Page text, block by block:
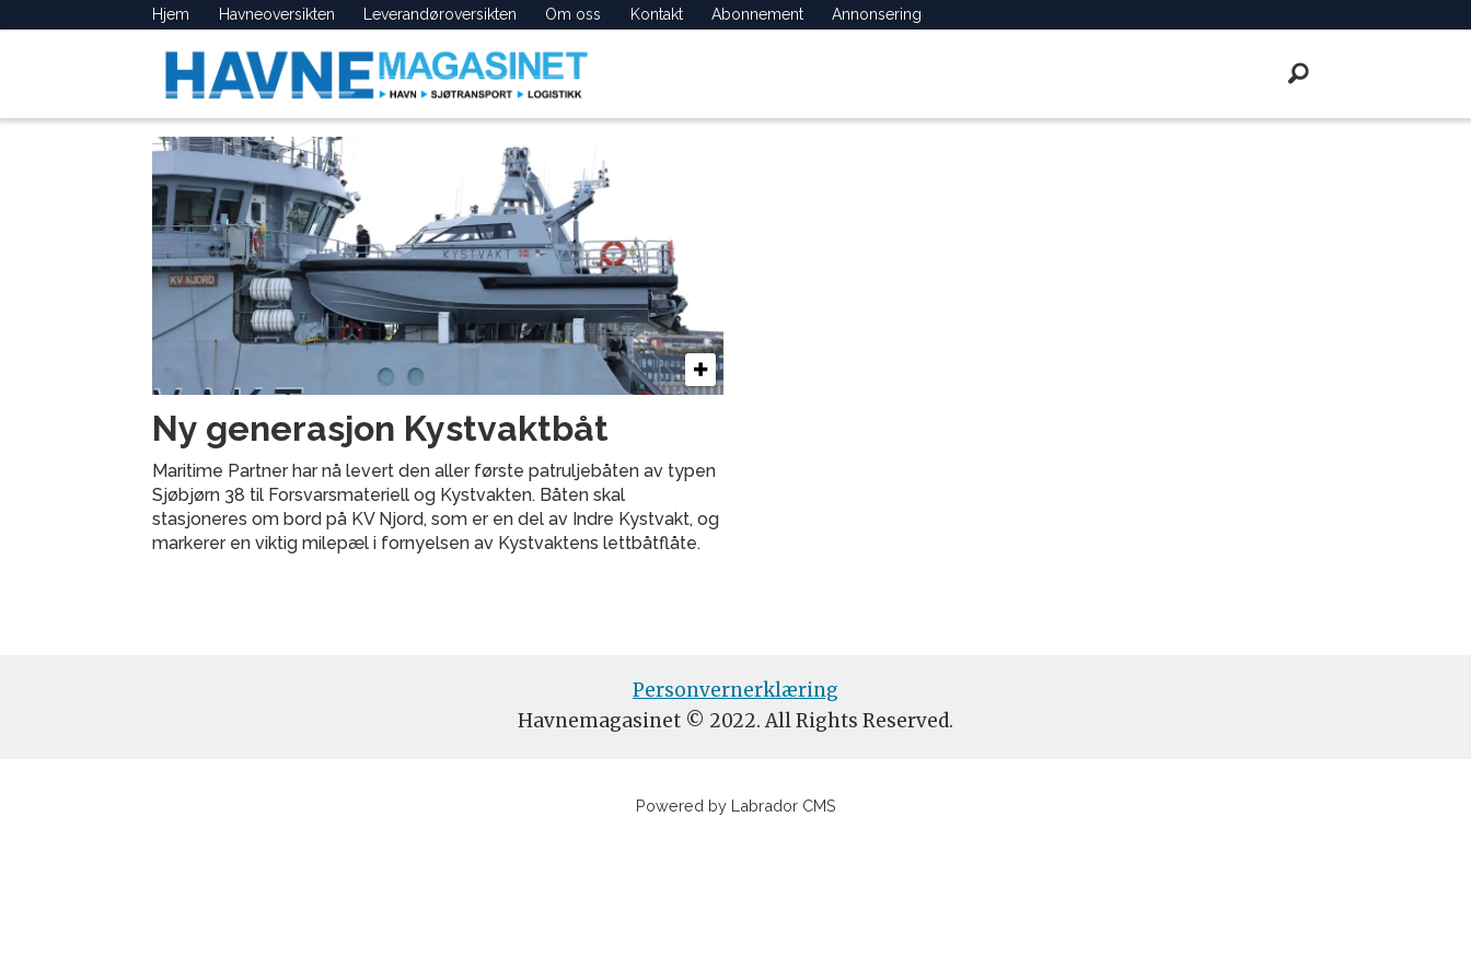
Hjem Havneoversikten Leverandøroversikten Om oss Kontakt Abonnement Annonsering
Ny generasjon Kystvaktbåt
Maritime Partner har nå levert den aller første patruljebåten av typen
Sjøbjørn 38 til Forsvarsmateriell og Kystvakten. Båten skal
stasjoneres om bord på KV Njord, som er en del av Indre Kystvakt, og
markerer en viktig milepæl i fornyelsen av Kystvaktens lettbåtflåte.
Personvernerklæring
Havnemagasinet © 2022. All Rights Reserved.
Powered by Labrador CMS